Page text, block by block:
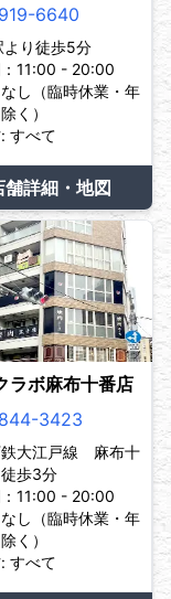
6640
より徒歩5分
11:00 - 20:00
し（臨時休業・年
く）
すべて
舗詳細・地図
ラボ麻布十番店
3423
鉄大江戸線 麻布十
歩3分
11:00 - 20:00
し（臨時休業・年
く）
すべて